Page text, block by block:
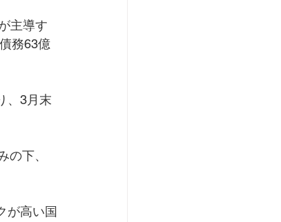
主導す
務63億
、3月末
下、
が高い国